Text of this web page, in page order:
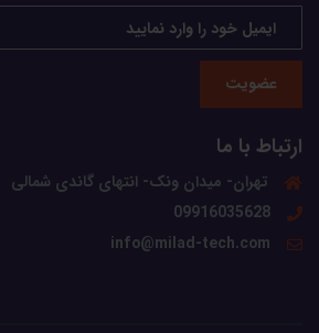
عضویت
ارتباط با ما
تهران- میدان ونک- انتهای گاندی شمالی
09916035628
info@milad-tech.com